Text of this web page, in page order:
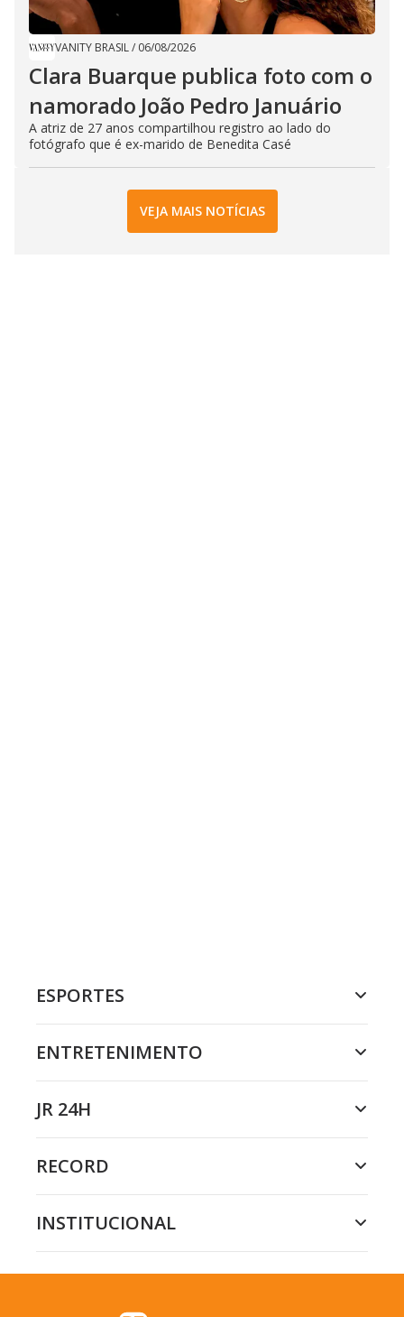
VANITY BRASIL/ 06/08/2026
Clara Buarque publica foto com o
namorado João Pedro Januário
A atriz de 27 anos compartilhou registro ao lado do
fotógrafo que é ex-marido de Benedita Casé
VEJA MAIS NOTÍCIAS
ESPORTES
ENTRETENIMENTO
JR 24H
RECORD
INSTITUCIONAL